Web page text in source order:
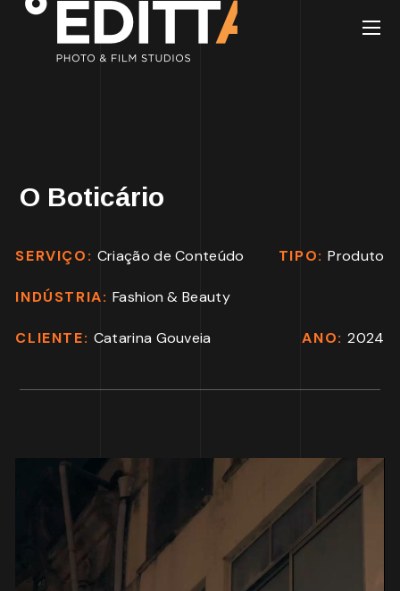
O Boticário
SERVIÇO: Criação de Conteúdo TIPO:Produto
INDÚSTRIA:Fashion & Beauty
CLIENTE: Catarina Gouveia ANO:2024